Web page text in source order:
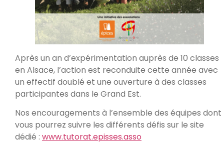
Après un an d’expérimentation auprès de 10 classes
en Alsace, l’action est reconduite cette année avec
un effectif doublé et une ouverture à des classes
participantes dans le Grand Est.
Nos encouragements à l’ensemble des équipes dont
vous pourrez suivre les différents défis sur le site
dédié : www.tutorat.episses.asso